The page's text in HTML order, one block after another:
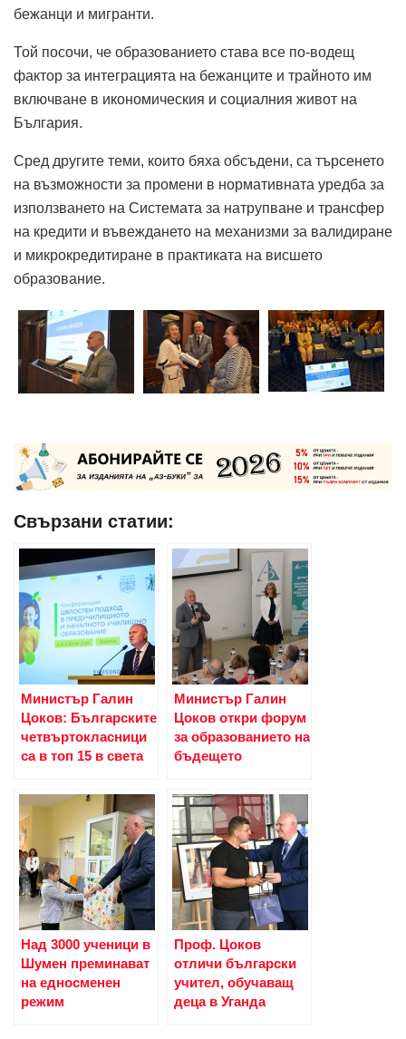
бежанци и мигранти.
Той посочи, че образованието става все по-водещ
фактор за интеграцията на бежанците и трайното им
включване в икономическия и социалния живот на
България.
Сред другите теми, които бяха обсъдени, са търсенето
на възможности за промени в нормативната уредба за
използването на Системата за натрупване и трансфер
на кредити и въвеждането на механизми за валидиране
и микрокредитиране в практиката на висшето
образование.
Свързани статии:
Министър Галин
Цоков: Българските
четвъртокласници
са в топ 15 в света
Министър Галин
Цоков откри форум
за образованието на
бъдещето
Над 3000 ученици в
Шумен преминават
на едносменен
режим
Проф. Цоков
отличи български
учител, обучаващ
деца в Уганда